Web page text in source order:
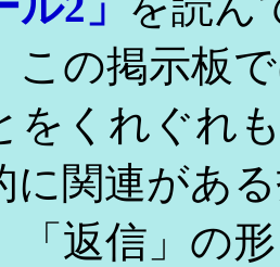
の掲示板で
をくれぐれ
に関連があ
「返信」の